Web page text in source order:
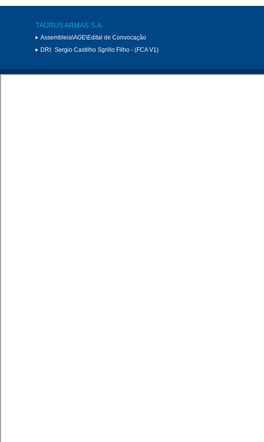
TAURUS ARMAS S.A.
Assembleia\AGE\Edital de Convocação
DRI: Sergio Castilho Sgrillo Filho - (FCA V1)